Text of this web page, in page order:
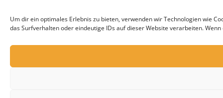
Um dir ein optimales Erlebnis zu bieten, verwenden wir Technologien wie
das Surfverhalten oder eindeutige IDs auf dieser Website verarbeiten.